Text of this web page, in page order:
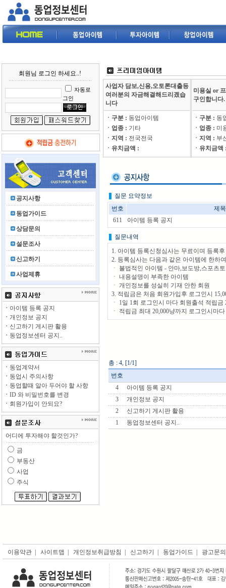
회원님 로그인 하세요..!
자동로
그인
공지사항
동업가이드
상담문의
설문조사
신고하기
사업제휴
ㆍ 아이템 등록 공지
ㆍ개인정보 공지
ㆍ 신고하기 게시판 활용
ㆍ 동업정보센터 공지..
ㆍ 동업계약서
ㆍ 동업시 주의사항
ㆍ 동업할때 알아 두어야 할 사항
ㆍID 와 비밀번호를 변경
ㆍ 회원가입이 안되요?
어디에 투자해야 할것인가?
금
부동산
사업
주식
사업자 담보,신용,오토론대출등
여러분의 자금해결해드리곘습
니다
ㆍ구분 : 동업아이템
ㆍ업종 : 기타
ㆍ지역 : 전국전국
ㆍ유치금액 :
미용실 or
구인합니다.
ㆍ구분 : 동
ㆍ업종 : 미
ㆍ지역 : 부
ㆍ유치금
질문 요약정보
번호
제목
611
아이템 등록 공지
질문내역
1. 아이템 등록신청심사는 무료이며 등록
2. 등록심사는 다음과 같은 아이템에 한하
ㆍ 불법적인 아이템 - 안마,보도방,스포츠
ㆍ 내용설명이 부족한 아이템
ㆍ 개인정보를 성실히 기재 안한 회원
3. 적립금은 처음 회원가입후 로그인시
ㆍ 1일 1회 로그인시 마다 회원출석 적립
ㆍ 적립금 최대 20,000냥까지 로그인시마
총 : 4, [1/1]
번호
4
아이템 등록 공지
3
개인정보 공지
2
신고하기 게시판 활용
1
동업정보센터 공지..
이용약관 사이트맵 개인정보취급방침 신고하기 동업가이드 광고문의